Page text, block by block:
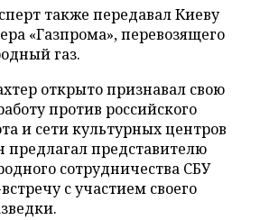
также передавал Киеву
«Газпрома», перевозящего
газ.
открыто признавал свою
против российского
и сети культурных центров
предлагал представителю
сотрудничества СБУ
с участием своего